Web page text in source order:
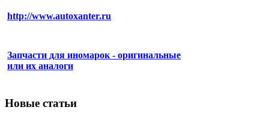
http://www.autoxanter.ru
Запчасти для иномарок - оригинальные
или их аналоги
Новые статьи